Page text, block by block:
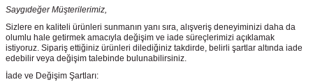
Saygıdeğer Müşterilerimiz,
Sizlere en kaliteli ürünleri sunmanın yanı sıra, alışveriş deneyiminizi daha da
olumlu hale getirmek amacıyla değişim ve iade süreçlerimizi açıklamak
istiyoruz. Sipariş ettiğiniz ürünleri dilediğiniz takdirde, belirli şartlar altında iade
edebilir veya değişim talebinde bulunabilirsiniz.
İade ve Değişim Şartları: